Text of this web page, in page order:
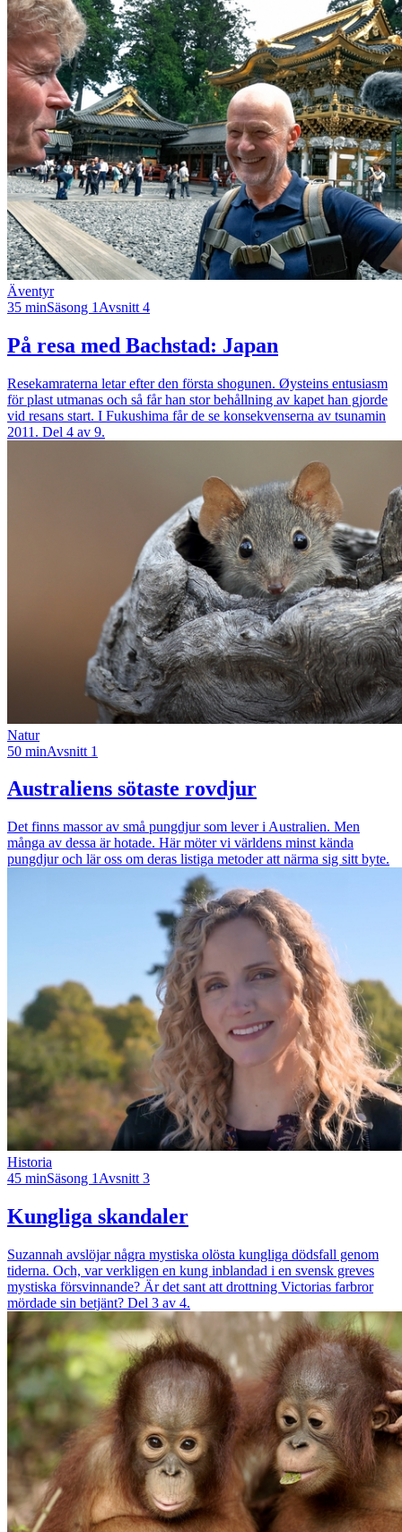
Äventyr
35 minSäsong 1 Avsnitt 4
På resa med Bachstad: Japan
Resekamraterna letar efter den första shogunen. Øysteins entusiasm
för plast utmanas och så får han stor behållning av kapet han gjorde
vid resans start. I Fukushima får de se konsekvenserna av tsunamin
2011. Del 4 av 9.
Natur
50 minAvsnitt 1
Australiens sötaste rovdjur
Det finns massor av små pungdjur som lever i Australien. Men
många av dessa är hotade. Här möter vi världens minst kända
pungdjur och lär oss om deras listiga metoder att närma sig sitt byte.
Historia
45 minSäsong 1 Avsnitt 3
Kungliga skandaler
Suzannah avslöjar några mystiska olösta kungliga dödsfall genom
tiderna. Och, var verkligen en kung inblandad i en svensk greves
mystiska försvinnande? Är det sant att drottning Victorias farbror
mördade sin betjänt? Del 3 av 4.